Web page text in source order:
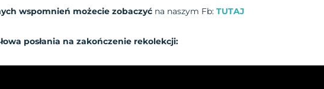
wspomnień możecie zobaczyć na naszym Fb: TUTAJ
posłania na zakończenie rekolekcji: